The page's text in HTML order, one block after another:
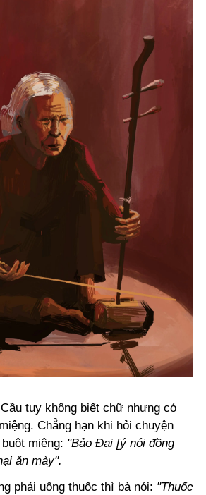
tuy không biết chữ nhưng có
Chẳng hạn khi hỏi chuyện
miệng: "Bảo Đại [ý nói đồng
ăn mày".
phải uống thuốc thì bà nói: "Thuốc